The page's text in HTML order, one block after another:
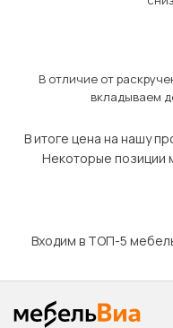
В отличие от
вкладываем
В итоге цена на нашу
Некоторые позиции
Входим в ТОП-5